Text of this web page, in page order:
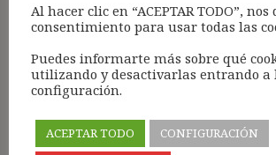
Nombre*
Al hacer clic en “ACEPTAR TODO”, nos
consentimiento para usar todas las
Puedes informarte más sobre qué
utilizando y desactivarlas entrando a
configuración.
ACEPTAR TODO
CONFIGURACIÓN